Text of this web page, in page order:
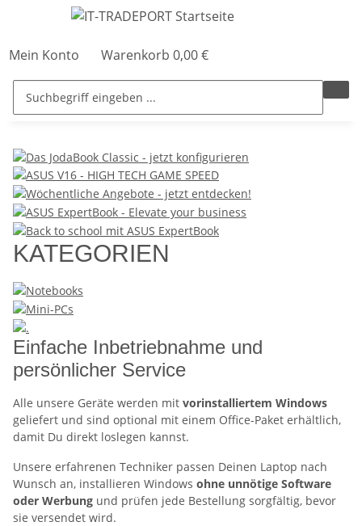
Mein Konto Warenkorb 0,00 €
KATEGORIEN
Einfache Inbetriebnahme und
persönlicher Service
Alle unsere Geräte werden mit vorinstalliertem Windows
geliefert und sind optional mit einem Office-Paket erhältlich,
damit Du direkt loslegen kannst.
Unsere erfahrenen Techniker passen Deinen Laptop nach
Wunsch an, installieren Windows ohne unnötige Software
oder Werbung und prüfen jede Bestellung sorgfältig, bevor
sie versendet wird.